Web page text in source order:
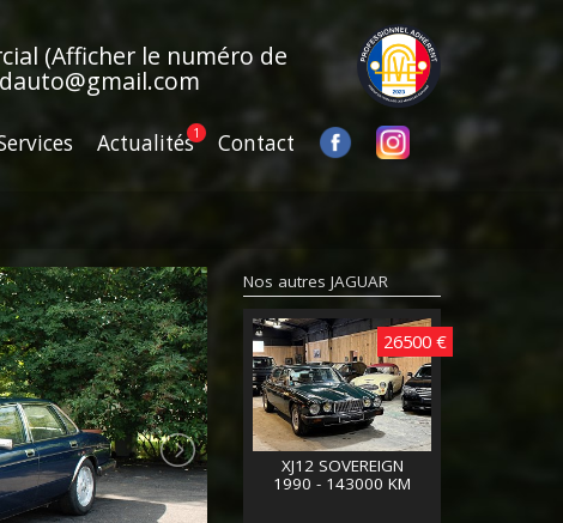
(Afficher le numéro de
Actualités Contact
Nos autres JAGUAR
26500 €
XJ12 SOVEREIGN
1990 - 143000 KM